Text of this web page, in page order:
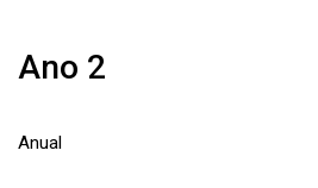
Ano 2
Anual